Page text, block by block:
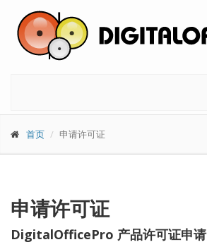
首页 申请许可证
申请许可证
DigitalOfficePro 产品许可证申请